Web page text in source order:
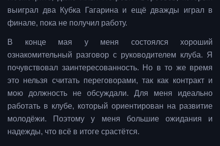
выиграл два Кубка Гагарина и ещё дважды играл в
финале, пока не получил работу.
В конце мая у меня состоялся хороший
ознакомительный разговор с руководителем клуба. Я
почувствовал заинтересованность. Но в то же время
это нельзя считать переговорами, так как контракт и
мою должность не обсуждали. Для меня идеально
работать в клубе, который ориентирован на развитие
молодёжи. Поэтому у меня большие ожидания и
надежды, что всё в итоге срастётся.